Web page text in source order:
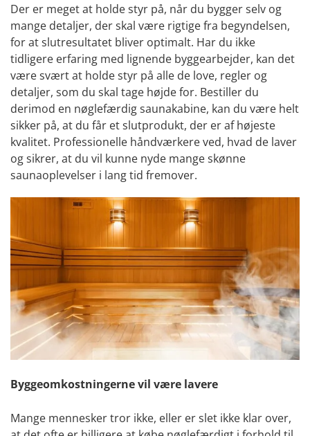
Der er meget at holde styr på, når du bygger selv og
mange detaljer, der skal være rigtige fra begyndelsen,
for at slutresultatet bliver optimalt. Har du ikke
tidligere erfaring med lignende byggearbejder, kan det
være svært at holde styr på alle de love, regler og
detaljer, som du skal tage højde for. Bestiller du
derimod en nøglefærdig saunakabine, kan du være helt
sikker på, at du får et slutprodukt, der er af højeste
kvalitet. Professionelle håndværkere ved, hvad de laver
og sikrer, at du vil kunne nyde mange skønne
saunaoplevelser i lang tid fremover.
Byggeomkostningerne vil være lavere
Mange mennesker tror ikke, eller er slet ikke klar over,